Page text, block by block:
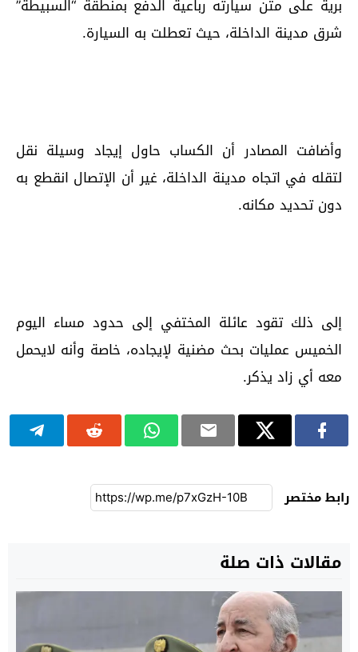
برية على متن سيارته رباعية الدفع بمنطقة “السبيطة”
شرق مدينة الداخلة، حيث تعطلت به السيارة.
وأضافت المصادر أن الكساب حاول إيجاد وسيلة نقل
لتقله في اتجاه مدينة الداخلة، غير أن الإتصال انقطع به
دون تحديد مكانه.
إلى ذلك تقود عائلة المختفي إلى حدود مساء اليوم
الخميس عمليات بحث مضنية لإيجاده، خاصة وأنه لايحمل
معه أي زاد يذكر.
رابط مختصر
مقالات ذات صلة